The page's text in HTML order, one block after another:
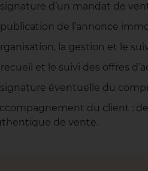
signature d’un mandat de
publication de l’annonce
la gestion et le
recueil et le suivi des offres
signature éventuelle du
du client :
de vente.